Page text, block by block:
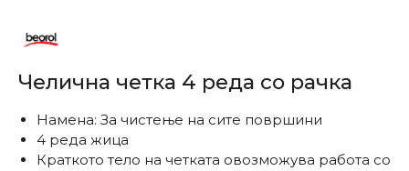
Челична четка 4 реда со рачка
Намена: За чистење на сите површини
4 реда жица
Краткото тело на четката овозможува работа со